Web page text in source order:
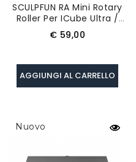
SCULPFUN RA Mini Rotary
Roller Per ICube Ultra /
ICube Series / C1 - Nero
Prezzo
€ 59,00
AGGIUNGI AL CARRELLO
Nuovo